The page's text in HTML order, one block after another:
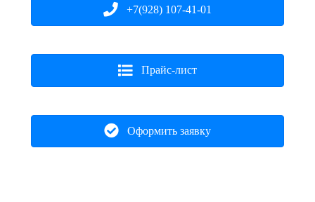
+7(928) 107-41-01
Прайс-лист
Оформить заявку